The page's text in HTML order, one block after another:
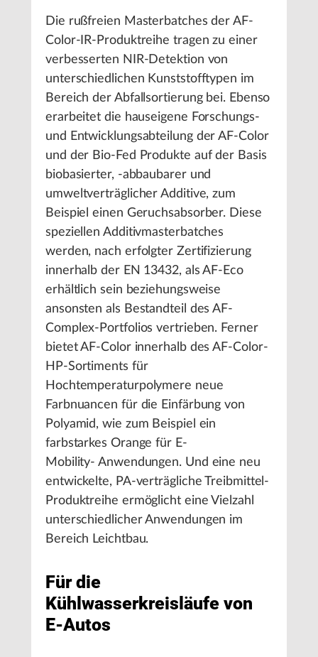
Die rußfreien Masterbatches der AF-
Color-IR-Produktreihe tragen zu einer
verbesserten NIR-Detektion von
unterschiedlichen Kunststofftypen im
Bereich der Abfallsortierung bei. Ebenso
erarbeitet die hauseigene Forschungs-
und Entwicklungsabteilung der AF-Color
und der Bio-Fed Produkte auf der Basis
biobasierter, -abbaubarer und
umweltverträglicher Additive, zum
Beispiel einen Geruchsabsorber. Diese
speziellen Additivmasterbatches
werden, nach erfolgter Zertifizierung
innerhalb der EN 13432, als AF-Eco
erhältlich sein beziehungsweise
ansonsten als Bestandteil des AF-
Complex-Portfolios vertrieben. Ferner
bietet AF-Color innerhalb des AF-Color-
HP-Sortiments für
Hochtemperaturpolymere neue
Farbnuancen für die Einfärbung von
Polyamid, wie zum Beispiel ein
farbstarkes Orange für E-
Mobility- Anwendungen. Und eine neu
entwickelte, PA-verträgliche Treibmittel-
Produktreihe ermöglicht eine Vielzahl
unterschiedlicher Anwendungen im
Bereich Leichtbau.
Für die
Kühlwasserkreisläufe von
E-Autos